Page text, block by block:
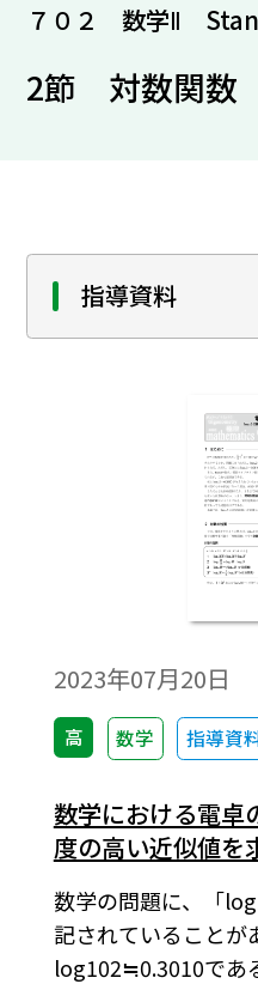
７０２ 数学Ⅱ
2節 対数関数
指導資料
2023年07月20日
高 数学 指導資
数学における電卓
度の高い近似値を
数学の問題に、「
記されていることが
log102≒0.3010であ